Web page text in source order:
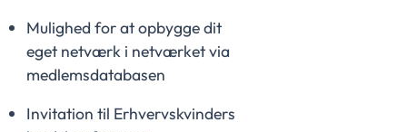
Mulighed for at opbygge dit
eget netværk i netværket via
medlemsdatabasen
Invitation til Erhvervskvinders